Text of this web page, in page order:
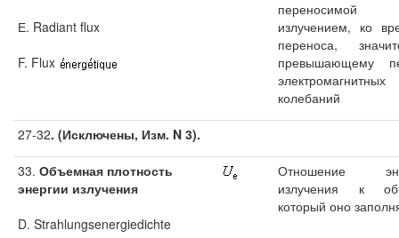
Е. Radiant flux
F. Flux
переносимой
излучением, ко
переноса,
превышающему
электромагнитных
колебаний
27-32. (Исключены, Изм. N 3).
33. Объемная плотность
энергии излучения
D. Strahlungsenergiedichte
Отношение
излучения к
который оно